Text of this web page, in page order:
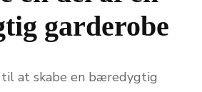
garderobe
at skabe en bæredygtig